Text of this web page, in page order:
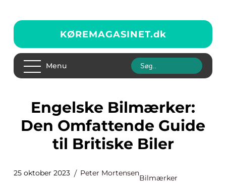
KØREMAGASINET.dk
Menu
Engelske Bilmærker:
Den Omfattende Guide
til Britiske Biler
25 oktober 2023 Peter Mortensen
Bilmærker